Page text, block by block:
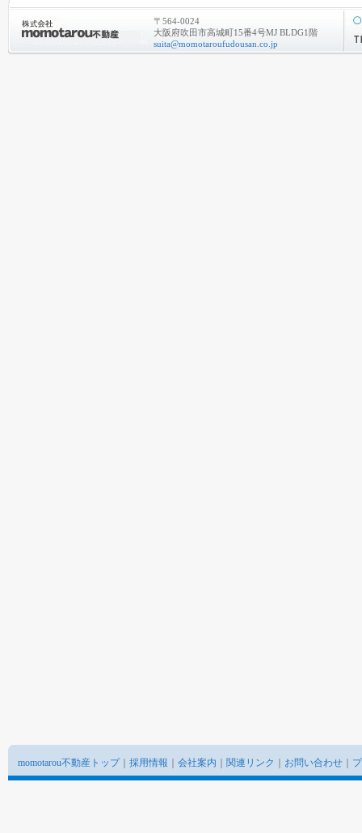
〒564-0024
大阪府吹田市高城町15番4号MJ BLDG1階
suita@momotaroufudousan.co.jp
momotarou不動産トップ｜ 採用情報 会社案内 関連リンク お問い合わせ